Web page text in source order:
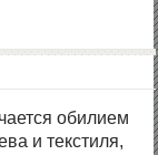
обилием
и текстиля,